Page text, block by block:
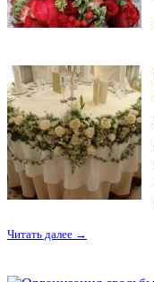
Читать далее →